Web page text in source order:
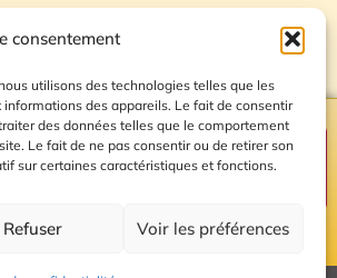
consentement
utilisons des technologies telles que les
des appareils. Le fait de consentir
des données telles que le comportement
Le fait de ne pas consentir ou de retirer son
sur certaines caractéristiques et fonctions.
Refuser Voir les préférences